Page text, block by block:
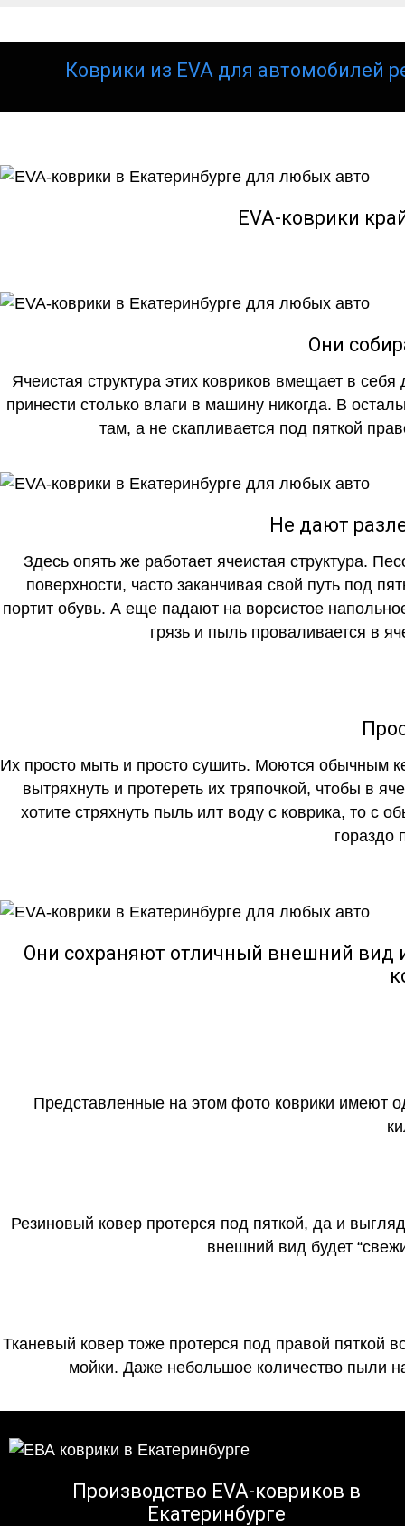
Коврики из EVA для автомобилей
EVA-коврики
Они
Ячеистая структура этих ковриков вмещает в
принести столько влаги в машину никогда. В
там, а не скапливается под пяткой
Не дают
Здесь опять же работает ячеистая структура.
поверхности, часто заканчивая свой путь под
портит обувь. А еще падают на ворсистое
грязь и пыль проваливается в
Их просто мыть и просто сушить. Моются обычным
вытряхнуть и протереть их тряпочкой, чтобы в
хотите стряхнуть пыль илт воду с коврика, то с
гораздо
Они сохраняют отличный внешний вид
Представленные на этом фото коврики имеют
Резиновый ковер протерся под пяткой, да и
внешний вид будет
Тканевый ковер тоже протерся под правой пяткой
мойки. Даже небольшое количество пыли
Производство EVA-ковриков в
Екатеринбурге